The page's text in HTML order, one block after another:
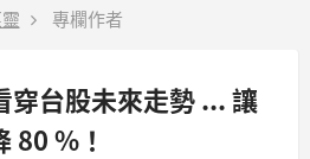
專欄作者
穿台股未來走勢 ... 讓
80 %！